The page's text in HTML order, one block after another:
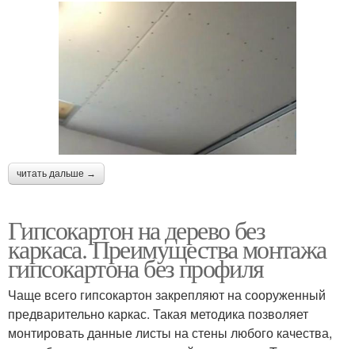
читать дальше →
Гипсокартон на дерево без
каркаса. Преимущества монтажа
гипсокартона без профиля
Чаще всего гипсокартон закрепляют на сооруженный
предварительно каркас. Такая методика позволяет
монтировать данные листы на стены любого качества,